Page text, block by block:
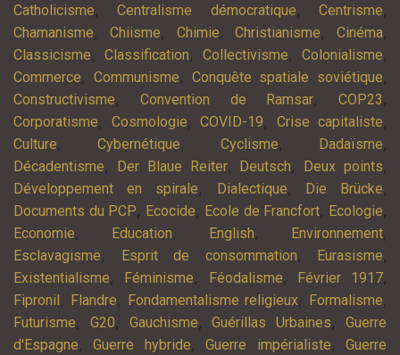
Catholicisme,Centralisme démocratique,Centrisme,
Chamanisme, Chiisme, Chimie,Christianisme, Cinéma,
Classicisme, Classification, Collectivisme, Colonialisme,
Commerce, Communisme, Conquête spatiale soviétique,
Constructivisme, Convention de Ramsar, COP23 ,
Corporatisme, Cosmologie, COVID-19, Crise capitaliste,
Culture, Cybernétique, Cyclisme, Dadaïsme,
Décadentisme, Der Blaue Reiter, Deutsch, Deux points,
Développement en spirale, Dialectique, Die Brücke,
Documents du PCP, Ecocide, Ecole de Francfort, Ecologie,
Economie, Education, English, Environnement,
Esclavagisme, Esprit de consommation, Eurasisme,
Existentialisme, Féminisme, Féodalisme, Février 1917,
Fipronil , Flandre, Fondamentalisme religieux, Formalisme,
Futurisme, G20, Gauchisme,Guérillas Urbaines,Guerre
d'Espagne,Guerre hybride,Guerre impérialiste,Guerre